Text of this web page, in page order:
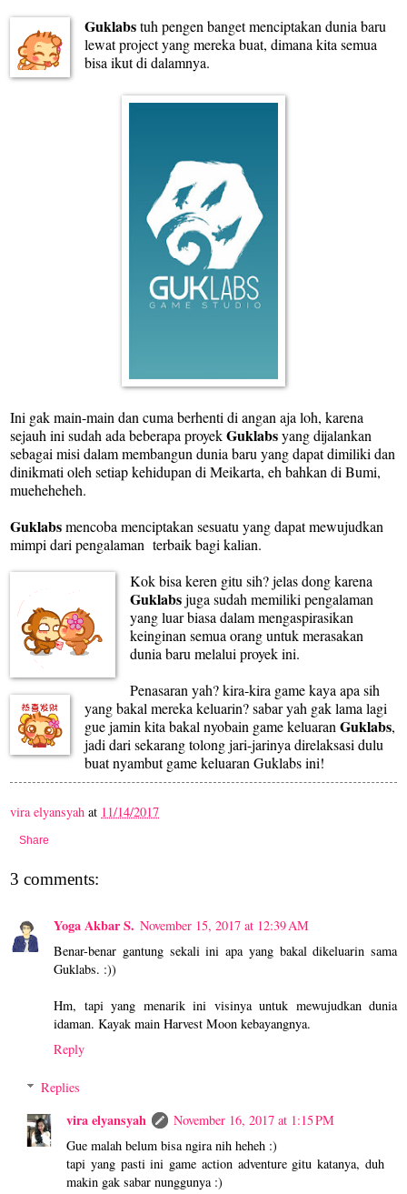
Guklabstuh pengen banget menciptakan dunia baru
lewat project yang mereka buat, dimana kita semua
bisa ikut di dalamnya.
Ini gak main-main dan cuma berhenti di angan aja loh, karena
sejauh ini sudah ada beberapa proyekGuklabsyang dijalankan
sebagai misi dalam membangun dunia baru yang dapat dimiliki dan
dinikmati oleh setiap kehidupan di Meikarta, eh bahkan di Bumi,
mueheheheh.
Guklabsmencoba menciptakan sesuatu yang dapat mewujudkan
mimpi dari pengalaman terbaik bagi kalian.
Kok bisa keren gitu sih? jelas dong karena
Guklabsjuga sudah memiliki pengalaman
yang luar biasa dalam mengaspirasikan
keinginan semua orang untuk merasakan
dunia baru melalui proyek ini.
Penasaran yah? kira-kira game kaya apa sih
yang bakal mereka keluarin? sabar yah gak lama lagi
gue jamin kita bakal nyobain game keluaran Guklabs,
jadi dari sekarang tolong jari-jarinya direlaksasi dulu
buat nyambut game keluaran Guklabs ini!
vira elyansyah at 11/14/2017
Share
3 comments:
Yoga Akbar S. November 15, 2017 at 12:39 AM
Benar-benar gantung sekali ini apa yang bakal dikeluarin sama
Guklabs. :))
Hm, tapi yang menarik ini visinya untuk mewujudkan dunia
idaman. Kayak main Harvest Moon kebayangnya.
Reply
Replies
vira elyansyah
November 16, 2017 at 1:15 PM
Gue malah belum bisa ngira nih heheh :)
tapi yang pasti ini game action adventure gitu katanya, duh
makin gak sabar nunggunya :)